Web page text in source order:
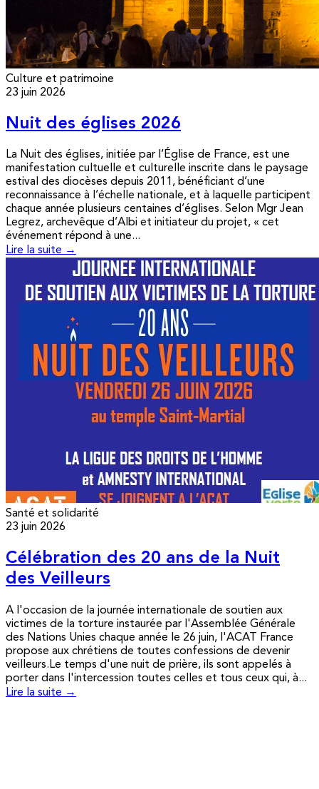
Culture et patrimoine
23 juin 2026
Nuit des églises 2026
La Nuit des églises, initiée par l’Église de France, est une
manifestation cultuelle et culturelle inscrite dans le paysage
estival des diocèses depuis 2011, bénéficiant d’une
reconnaissance à l’échelle nationale, et à laquelle participent
chaque année plusieurs centaines d’églises. Selon Mgr Jean
Legrez, archevêque d’Albi et initiateur du projet, « cet
événement répond à une...
Lire la suite →
Santé et solidarité
23 juin 2026
Célébration des 20 ans de la Nuit
des Veilleurs
A l'occasion de la journée internationale de soutien aux
victimes de la torture instaurée par l'Assemblée Générale
des Nations Unies chaque année le 26 juin, l'ACAT France
propose aux chrétiens de toutes confessions de devenir
veilleurs.Le temps d'une nuit de prière, ils sont appelés à
porter dans l'intercession toutes celles et tous ceux qui, à...
Lire la suite →